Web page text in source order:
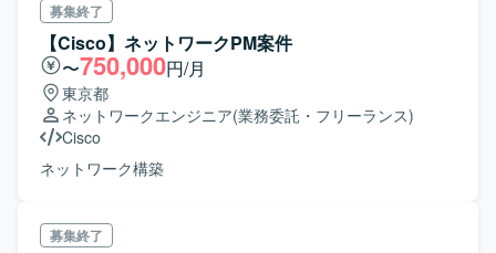
募集終了
【Cisco】ネットワークPM案件
〜750,000円/月
東京都
ネットワークエンジニア(業務委託・フリーランス)
Cisco
ネットワーク構築
募集終了